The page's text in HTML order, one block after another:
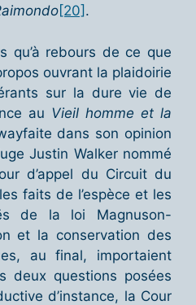
[20] .
qu’à rebours de ce que
ouvrant la plaidoirie
sur la dure vie de
au Vieil homme et la
dans son opinion
Justin Walker nommé
d’appel du Circuit du
faits de l’espèce et les
de la loi Magnuson-
et la conservation des
au final, importaient
deux questions posées
d’instance, la Cour